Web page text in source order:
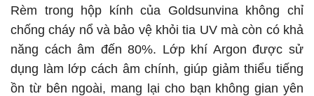
Rèm trong hộp kính của Goldsunvina không chỉ
chống cháy nổ và bảo vệ khỏi tia UV mà còn có khả
năng cách âm đến 80%. Lớp khí Argon được sử
dụng làm lớp cách âm chính, giúp giảm thiểu tiếng
ồn từ bên ngoài, mang lại cho bạn không gian yên